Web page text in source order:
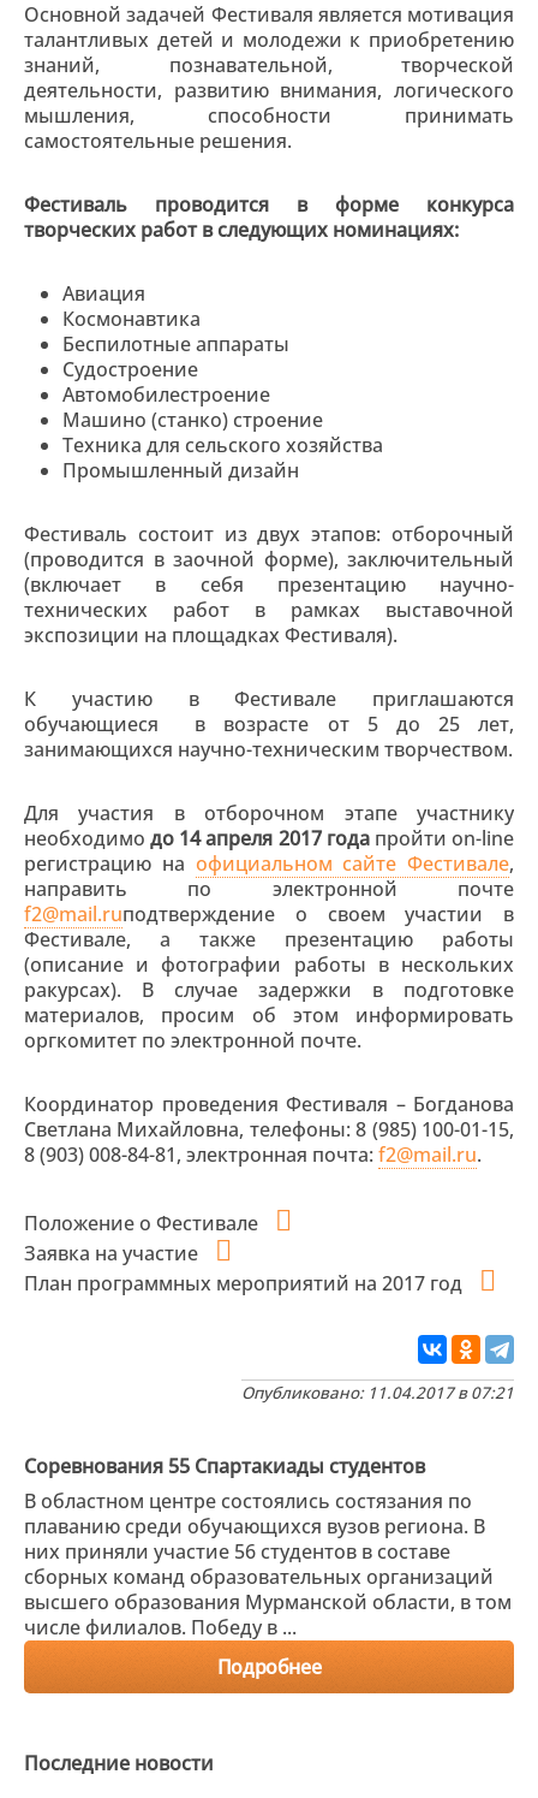
Основной задачей Фестиваля является мотивация
талантливых детей и молодежи к приобретению
знаний, познавательной, творческой
деятельности, развитию внимания, логического
мышления, способности принимать
самостоятельные решения.
Фестиваль проводится в форме конкурса
творческих работ в следующих номинациях:
Авиация
Космонавтика
Беспилотные аппараты
Судостроение
Автомобилестроение
Машино (станко) строение
Техника для сельского хозяйства
Промышленный дизайн
Фестиваль состоит из двух этапов: отборочный
(проводится в заочной форме), заключительный
(включает в себя презентацию научно-
технических работ в рамках выставочной
экспозиции на площадках Фестиваля).
К участию в Фестивале приглашаются
обучающиеся в возрасте от 5 до 25 лет,
занимающихся научно-техническим творчеством.
Для участия в отборочном этапе участнику
необходимодо 14 апреля 2017 годапройти on-line
регистрацию на официальном сайте Фестивале,
направить по электронной почте
f2@mail.ruподтверждение о своем участии в
Фестивале, а также презентацию работы
(описание и фотографии работы в нескольких
ракурсах). В случае задержки в подготовке
материалов, просим об этом информировать
оргкомитет по электронной почте.
Координатор проведения Фестиваля – Богданова
Светлана Михайловна, телефоны: 8 (985) 100-01-15,
8 (903) 008-84-81, электронная почта: f2@mail.ru.
Положение о Фестивале
Заявка на участие
План программных мероприятий на 2017 год
Опубликовано: 11.04.2017 в 07:21
Соревнования 55 Спартакиады студентов
В областном центре состоялись состязания по
плаванию среди обучающихся вузов региона. В
них приняли участие 56 студентов в составе
сборных команд образовательных организаций
высшего образования Мурманской области, в том
числе филиалов. Победу в ...
Подробнее
Последние новости